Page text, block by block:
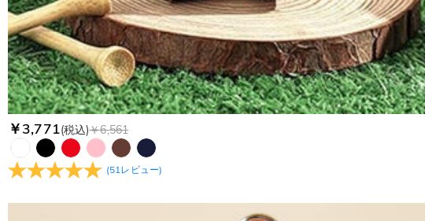
￥3,771(税込)￥6,561
(51レビュー)